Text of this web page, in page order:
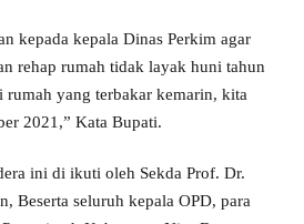
kepada kepala Dinas Perkim agar
rehap rumah tidak layak huni tahun
rumah yang terbakar kemarin, kita
2021,” Kata Bupati.
ini di ikuti oleh Sekda Prof. Dr.
Beserta seluruh kepala OPD, para